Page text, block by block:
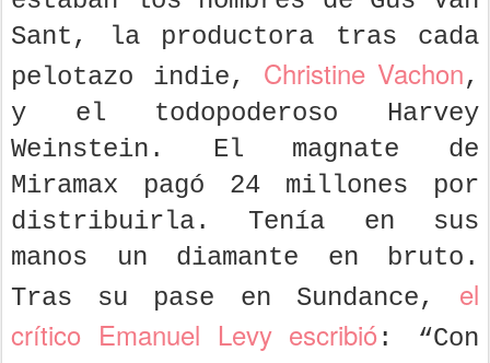
estaban los nombres de Gus Van
Sant, la productora tras cada
pelotazo indie, Christine Vachon,
y el todopoderoso Harvey
Weinstein. El magnate de
Miramax pagó 24 millones por
distribuirla. Tenía en sus
manos un diamante en bruto.
Tras su pase en Sundance, el
crítico Emanuel Levy escribió: “Con